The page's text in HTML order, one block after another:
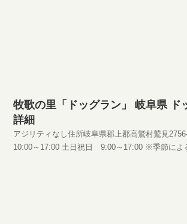
牧歌の里「ドッグラン」 岐阜県 ド
詳細
アジリティなし住所岐阜県郡上郡高鷲村鷲見
10:00～17:00 土日祝日 9:00～17:00 ※季節によ